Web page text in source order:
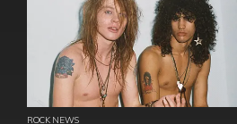
ROCK NEWS